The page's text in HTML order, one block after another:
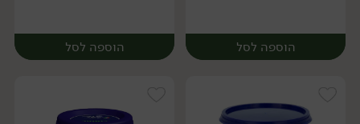
הוספה לסל הוספה לסל